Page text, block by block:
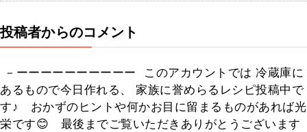
投稿者からのコメント
⁡ －ーーーーーーーーーー ⁡ このアカウントでは 冷蔵庫に
あるもので今日作れる、 家族に誉めらるレシピ投稿中で
す♪ ⁡ ⁡ おかずのヒントや何かお目に留まるものがあれば光
栄です😊 ⁡ ⁡ 最後までご覧いただきありがとうございます